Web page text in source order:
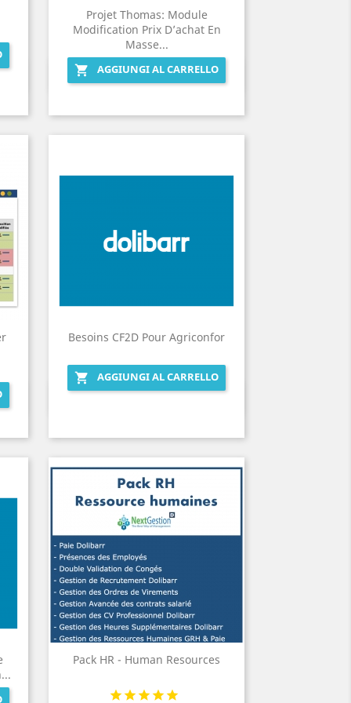
Projet Thomas: Module
Modification Prix D’achat En
Masse...

AGGIUNGI AL CARRELLO
Anteprima
Besoins CF2D Pour Agriconfor
 AGGIUNGI AL CARRELLO
Pack HR - Human Resources